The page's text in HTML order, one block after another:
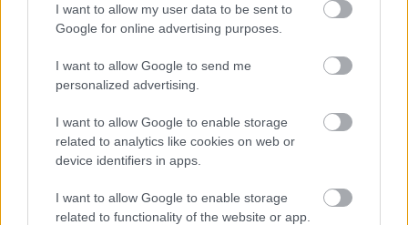
I want to allow my user data to be sent to
Google for online advertising purposes.
I want to allow Google to send me
personalized advertising.
I want to allow Google to enable storage
related to analytics like cookies on web or
device identifiers in apps.
I want to allow Google to enable storage
related to functionality of the website or app.
Οι Big 4 της Τουρκίας χρωστάνε 1 δισ. - Πού
αεροδρομίου»